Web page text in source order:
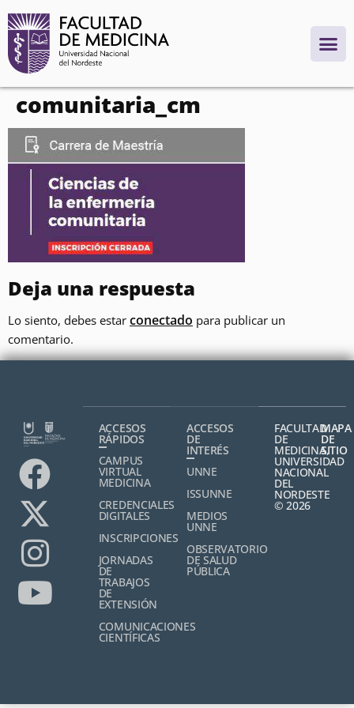
contenido
comunitaria_cm
Deja una respuesta
Lo siento, debes estar conectado para publicar un
comentario.
ACCESOS
RÁPIDOS
CAMPUS
VIRTUAL
MEDICINA
CREDENCIALES
DIGITALES
INSCRIPCIONES
JORNADAS
DE
TRABAJOS
DE
EXTENSIÓN
COMUNICACIONES
CIENTÍFICAS
ACCESOS
DE
INTERÉS
UNNE
ISSUNNE
MEDIOS
UNNE
OBSERVATORIO
DE SALUD
PÚBLICA
FACULTAD
DE
MEDICINA,
UNIVERSIDAD
NACIONAL
DEL
NORDESTE
© 2026
MAPA
DE
SITIO